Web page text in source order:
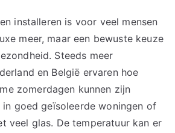
installeren is voor veel mensen
meer, maar een bewuste keuze
Steeds meer
en België ervaren hoe
zomerdagen kunnen zijn
in goed geïsoleerde woningen of
veel glas. De temperatuur kan er